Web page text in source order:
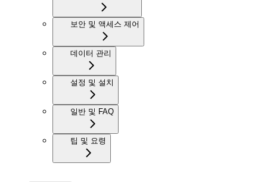
보안 및 액세스 제어
데이터 관리
설정 및 설치
일반 및 FAQ
팁 및 요령